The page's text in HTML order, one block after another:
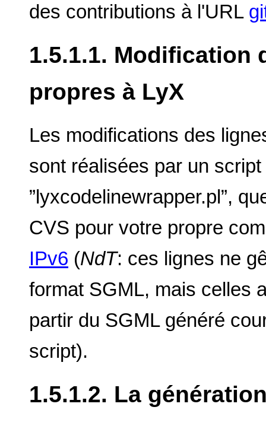
des contributions à l'URL
1.5.1.1. Modification
propres à LyX
Les modifications des
sont réalisées par un script
”lyxcodelinewrapper.pl”,
CVS pour votre propre
IPv6 (NdT: ces lignes ne
format SGML, mais celles
partir du SGML généré
script).
1.5.1.2. La